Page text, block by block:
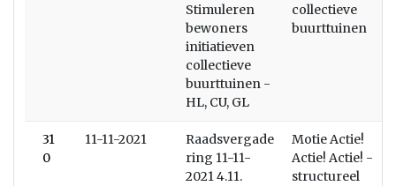
Stimuleren
bewoners
initiatieven
collectieve
buurttuinen -
HL, CU, GL
collectieve
buurttuinen
31
0
11-11-2021
Raadsvergade
ring 11-11-
2021 4.11.
Motie Actie!
Actie! Actie! -
structureel